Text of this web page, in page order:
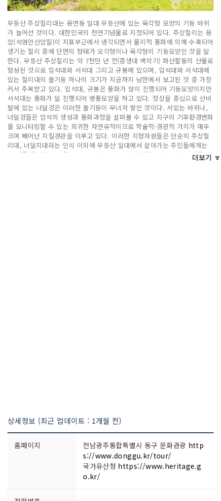
무등산 주상절리대는 용연동 일대 무등산에 있는 육각형 모양의 기둥 바위
가 늘어선 것이다. 대한민국의 천연기념물로 지정되어 있다. 주상절리는 용
암(석영안산암질)이 지표부근에서 냉각되면서 물리적 풍화에 의해 수축되어
생기는 절리 중에 단면의 형태가 오각형이나 육각형의 기둥모양인 것을 말
한다. 무등산 주상절리는 약 7천만 년 전(중생대 백악기) 화산활동의 산물로
형성된 것으로 입석대와 서석대 그리고 규봉에 있으며, 입석대와 서석대에
있는 절리대의 돌기둥 하나의 크기가 지금까지 남한에서 보고된 것 중 가장
커서 주목받고 있다. 입석대, 규봉은 풍화가 많이 진행되어 기둥모양이지만
서석대는 풍화가 덜 진행되어 병풍모양을 하고 있다. 정상을 중심으로 산비
탈에 있는 너덜겅은 이러한 돌기둥이 무너져 쌓인 것이다. 서있는 바위나,
너덜겅들은 암석의 생성과 풍화과정을 살펴볼 수 있고 지구의 기후환경변화
를 모니터링할 수 있는 희귀한 자연유적이므로 학술적·경관적 가치가 매우
크며 빼어난 지질경관을 이루고 있다. 이러한 지형자원들은 단순히 주상절
리대, 너덜지대라는 인식 이외에 무등산 일대에서 살아가는 주민들에게는
또 다른 중요한 의미를 지니고 있다. 무등산의 주상절리대와 너덜지대를 신
더보기 🔽
상세정보 (최근 업데이트 : 1개월 전)
홈페이지 전남광주통합특별시 동구 문화관광 http
s://www.donggu.kr/tour/
국가유산청 https://www.heritage.g
o.kr/